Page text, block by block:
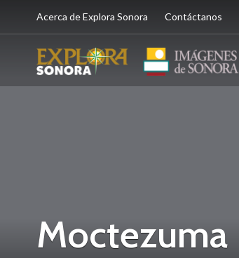
Acerca de Explora Sonora Contáctanos
Moctezuma